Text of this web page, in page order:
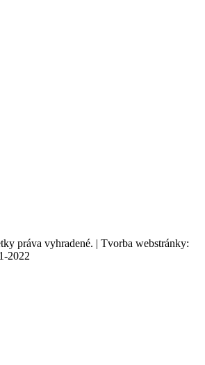
práva vyhradené. | Tvorba webstránky:
2022